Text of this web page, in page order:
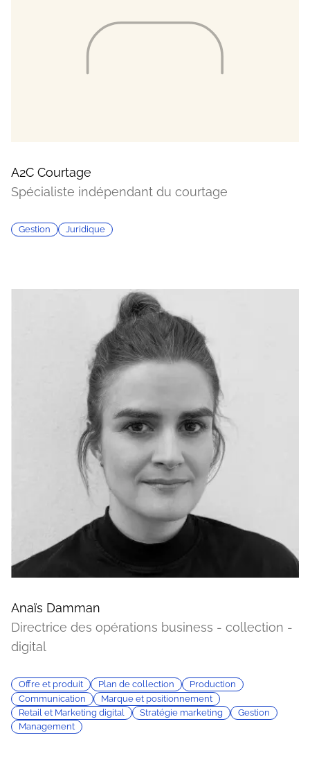
A2C Courtage
Spécialiste indépendant du courtage
Gestion Juridique
Anaïs Damman
Directrice des opérations business - collection -
digital
Offre et produit Plan de collection
Production
Communication
Marque et positionnement
Retail et Marketing digital
Stratégie marketing
Gestion
Management